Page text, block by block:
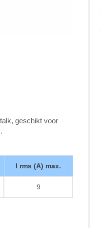
geschikt voor
I rms (A) max.
9